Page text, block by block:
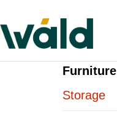
Furniture
Storage